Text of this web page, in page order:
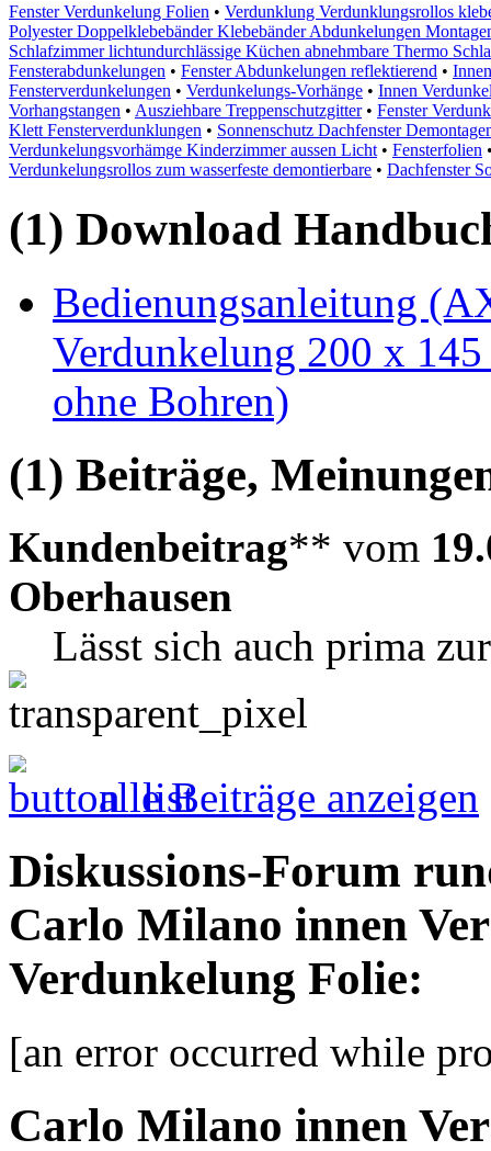
Fenster Verdunkelung Folien • Verdunklung Verdunklungsrollos
Polyester Doppelklebebänder Klebebänder Abdunkelungen
Schlafzimmer lichtundurchlässige Küchen abnehmbare Thermo
Fensterabdunkelungen • Fenster Abdunkelungen reflektierend •
Fensterverdunkelungen • Verdunkelungs-Vorhänge • Innen
Vorhangstangen • Ausziehbare Treppenschutzgitter• Fenster
Klett Fensterverdunklungen • Sonnenschutz Dachfenster
Verdunkelungsvorhämge Kinderzimmer aussen Licht • Fensterfolien
Verdunkelungsrollos zum wasserfeste demontierbare • Dachfenster
(1) Download
Bedienungsanleitung
Verdunkelung 200 x
ohne Bohren)
(1) Beiträge,
Kundenbeitrag** vom
Oberhausen
Lässt sich auch prima
alle Beiträge anzeigen
Diskussions-Forum
Carlo Milano innen
Verdunkelung Folie:
[an error occurred while
Carlo Milano innen